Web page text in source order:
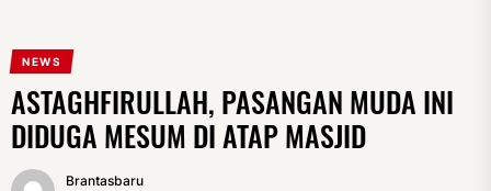
NEWS
ASTAGHFIRULLAH, PASANGAN MUDA INI
DIDUGA MESUM DI ATAP MASJID
Brantasbaru